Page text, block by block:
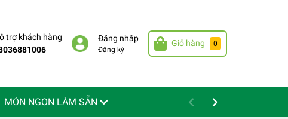
trợ khách hàng
Đăng nhập
Đăng ký
Giỏ hàng 0
MÓN NGON LÀM SẴN